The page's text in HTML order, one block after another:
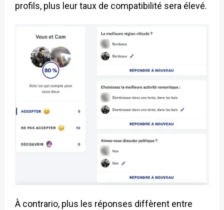
profils, plus leur taux de compatibilité sera élevé.
À contrario, plus les réponses diffèrent entre